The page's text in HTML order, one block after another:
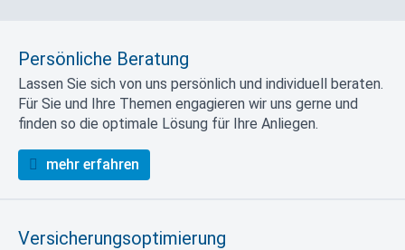
Persönliche Beratung
Lassen Sie sich von uns persönlich und individuell beraten.
Für Sie und Ihre Themen engagieren wir uns gerne und
finden so die optimale Lösung für Ihre Anliegen.
mehr erfahren
Versicherungsoptimierung